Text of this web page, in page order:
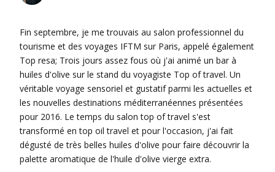
Fin septembre, je me trouvais au salon professionnel du
tourisme et des voyages IFTM sur Paris, appelé également
Top resa; Trois jours assez fous où j'ai animé un bar à
huiles d'olive sur le stand du voyagiste Top of travel. Un
véritable voyage sensoriel et gustatif parmi les actuelles et
les nouvelles destinations méditerranéennes présentées
pour 2016. Le temps du salon top of travel s'est
transformé en top oil travel et pour l'occasion, j'ai fait
dégusté de très belles huiles d'olive pour faire découvrir la
palette aromatique de l'huile d'olive vierge extra.